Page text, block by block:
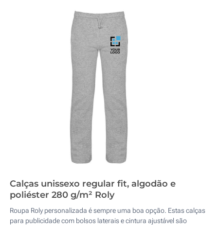
Calças unissexo regular fit, algodão e
poliéster 280 g/m² Roly
Roupa Roly personalizada é sempre uma boa opção. Estas calças
para publicidade com bolsos laterais e cintura ajustável são